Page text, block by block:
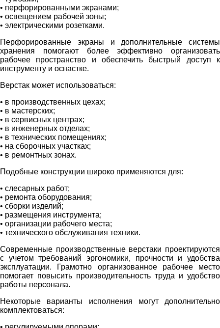
• перфорированными экранами;
• освещением рабочей зоны;
• электрическими розетками.
Перфорированные экраны и дополнительные системы
хранения помогают более эффективно организовать
рабочее пространство и обеспечить быстрый доступ к
инструменту и оснастке.
Верстак может использоваться:
• в производственных цехах;
• в мастерских;
• в сервисных центрах;
• в инженерных отделах;
• в технических помещениях;
• на сборочных участках;
• в ремонтных зонах.
Подобные конструкции широко применяются для:
• слесарных работ;
• ремонта оборудования;
• сборки изделий;
• размещения инструмента;
• организации рабочего места;
• технического обслуживания техники.
Современные производственные верстаки проектируются
с учетом требований эргономики, прочности и удобства
эксплуатации. Грамотно организованное рабочее место
помогает повысить производительность труда и удобство
работы персонала.
Некоторые варианты исполнения могут дополнительно
комплектоваться: